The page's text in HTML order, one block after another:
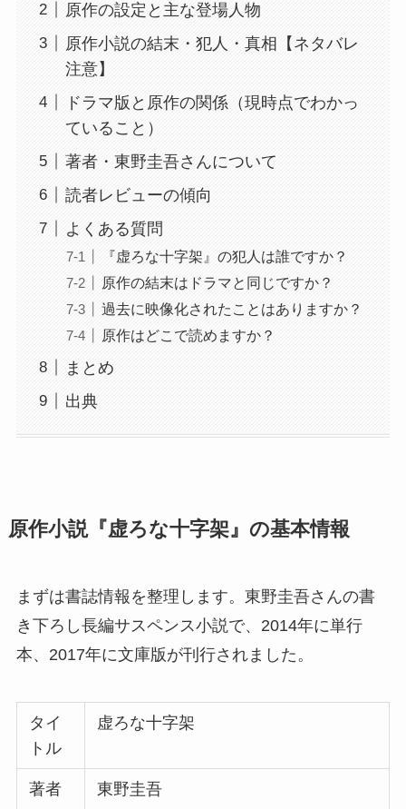
原作の設定と主な登場人物
原作小説の結末・犯人・真相【ネタバレ
注意】
ドラマ版と原作の関係（現時点でわかっ
ていること）
著者・東野圭吾さんについて
読者レビューの傾向
よくある質問
『虚ろな十字架』の犯人は誰ですか？
原作の結末はドラマと同じですか？
過去に映像化されたことはありますか？
原作はどこで読めますか？
まとめ
出典
原作小説『虚ろな十字架』の基本情報
まずは書誌情報を整理します。東野圭吾さんの書
き下ろし長編サスペンス小説で、2014年に単行
本、2017年に文庫版が刊行されました。
タイ
トル
虚ろな十字架
著者 東野圭吾